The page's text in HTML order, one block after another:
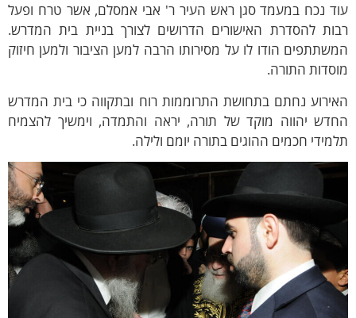
נכח במעמד סגן ראש העיר ר' אבי אמסלם, אשר טרח ופעל
להסדרת האישורים הדרושים לצורך בניית בית המדרש.
הודו לו על מסירותו הרבה למען הציבור ולמען חיזוק
התורה.
נחתם בתחושת התרוממות רוח ובתקווה כי בית המדרש
יהווה מוקד של תורה, יראה והתמדה, וימשיך להצמיח
חכמים ההוגים בתורה יומם ולילה.